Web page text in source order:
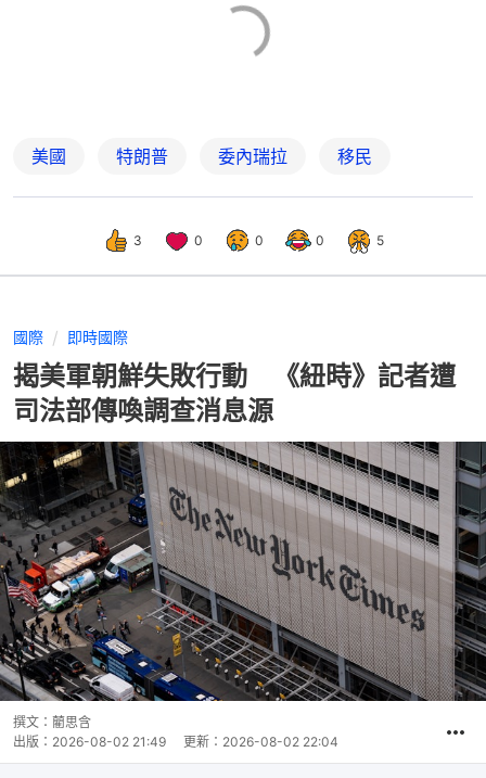
美國 特朗普 委內瑞拉 移民
3 0 0 0 5
國際 即時國際
揭美軍朝鮮失敗行動 《紐時》記者遭
司法部傳喚調查消息源
撰文： 藺思含
出版： 2026-08-02 21:49 更新： 2026-08-02 22:04